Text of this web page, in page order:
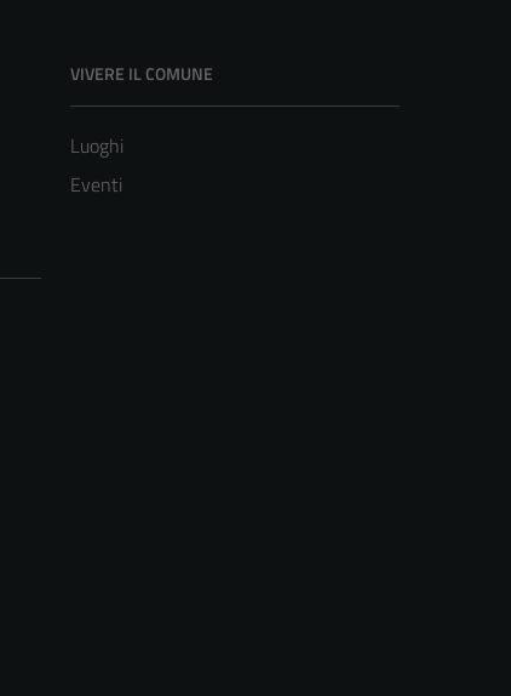
VIVERE IL COMUNE
Luoghi
Eventi